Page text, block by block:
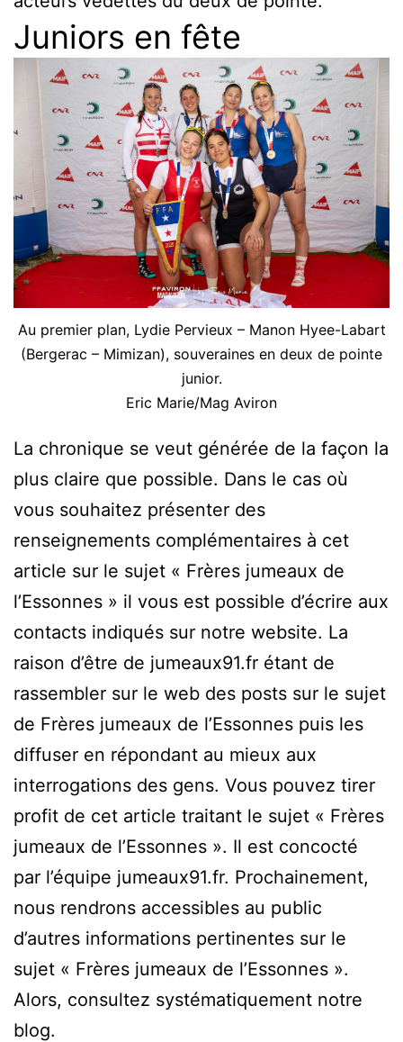
Juniors en fête
Au premier plan, Lydie Pervieux – Manon Hyee-Labart
(Bergerac – Mimizan), souveraines en deux de pointe
junior.
Eric Marie/Mag Aviron
La chronique se veut générée de la façon la
plus claire que possible. Dans le cas où
vous souhaitez présenter des
renseignements complémentaires à cet
article sur le sujet « Frères jumeaux de
l’Essonnes » il vous est possible d’écrire aux
contacts indiqués sur notre website. La
raison d’être de jumeaux91.fr étant de
rassembler sur le web des posts sur le sujet
de Frères jumeaux de l’Essonnes puis les
diffuser en répondant au mieux aux
interrogations des gens. Vous pouvez tirer
profit de cet article traitant le sujet « Frères
jumeaux de l’Essonnes ». Il est concocté
par l’équipe jumeaux91.fr. Prochainement,
nous rendrons accessibles au public
d’autres informations pertinentes sur le
sujet « Frères jumeaux de l’Essonnes ».
Alors, consultez systématiquement notre
blog.